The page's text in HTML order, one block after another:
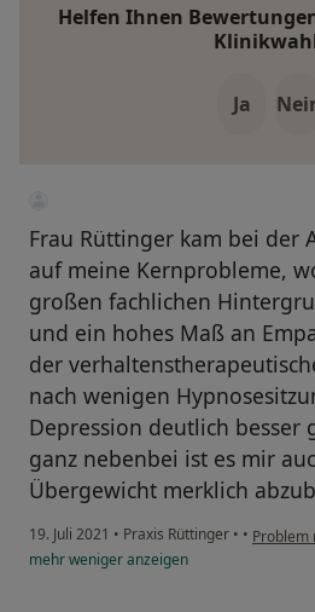
Helfen Ihnen
Ja
Frau Rüttinger kam bei der
auf meine Kernprobleme,
großen fachlichen
und ein hohes Maß an
der
nach wenigen
Depression deutlich besser
ganz nebenbei ist es mir
Übergewicht merklich
19. Juli 2021 • Praxis Rüttinger • • Problem
mehrwenigeranzeigen